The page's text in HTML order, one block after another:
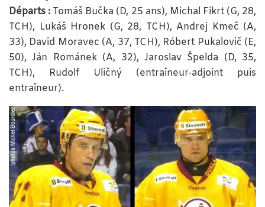
Départs : Tomáš Bučka (D, 25 ans), Michal Fikrt (G, 28,
TCH), Lukáš Hronek (G, 28, TCH), Andrej Kmeč (A,
33), David Moravec (A, 37, TCH), Róbert Pukalovič (E,
50), Ján Románek (A, 32), Jaroslav Špelda (D, 35,
TCH), Rudolf Uličný (entraîneur-adjoint puis
entraîneur).